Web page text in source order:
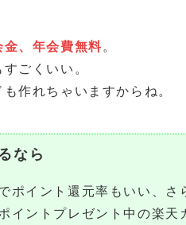
、年会費無料。
ごくいい。
作れちゃいますからね。
なら
ポイント還元率もいい、さ
イントプレゼント中の楽天